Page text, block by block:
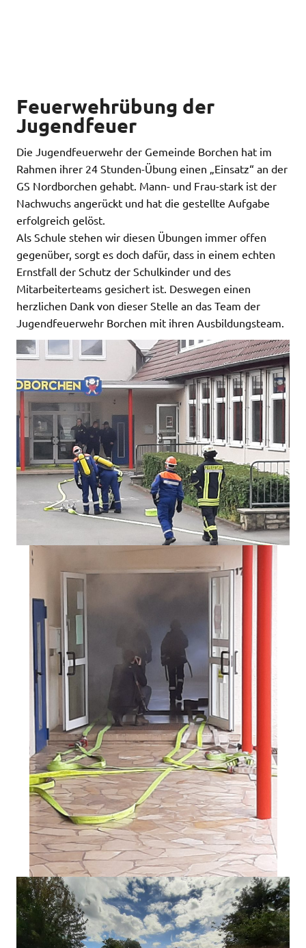
Feuerwehrübung der
Jugendfeuer
Die Jugendfeuerwehr der Gemeinde Borchen hat im
Rahmen ihrer 24 Stunden-Übung einen „Einsatz“ an der
GS Nordborchen gehabt. Mann- und Frau-stark ist der
Nachwuchs angerückt und hat die gestellte Aufgabe
erfolgreich gelöst.
Als Schule stehen wir diesen Übungen immer offen
gegenüber, sorgt es doch dafür, dass in einem echten
Ernstfall der Schutz der Schulkinder und des
Mitarbeiterteams gesichert ist. Deswegen einen
herzlichen Dank von dieser Stelle an das Team der
Jugendfeuerwehr Borchen mit ihren Ausbildungsteam.